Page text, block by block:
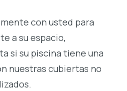
con usted para
a su espacio,
si su piscina tiene una
nuestras cubiertas no